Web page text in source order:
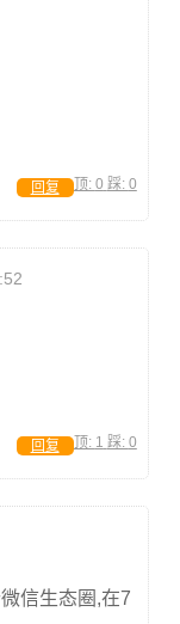
顶: 0 踩: 0
回复
顶: 1 踩: 0
回复
信生态圈,在7